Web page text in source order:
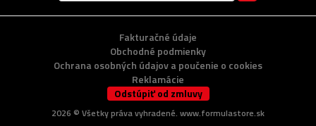
Fakturačné údaje
Obchodné podmienky
Ochrana osobných údajov a poučenie o cookies
Reklamácie
Odstúpiť od zmluvy
2026 © Všetky práva vyhradené. www.formulastore.sk